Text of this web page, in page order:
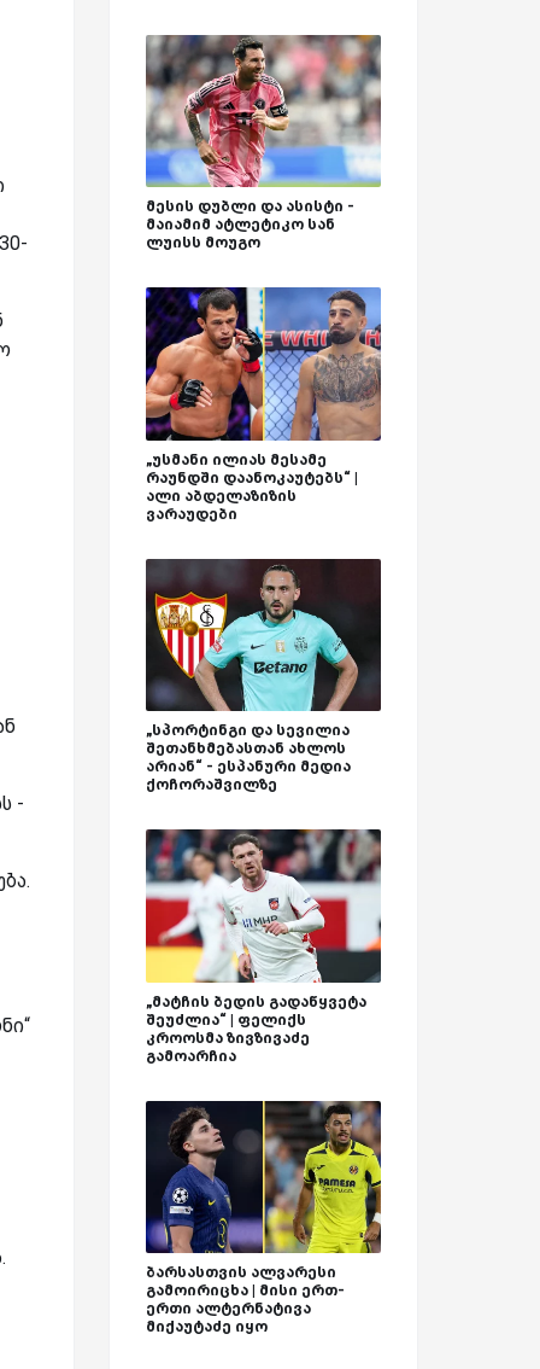
-
მესის დუბლი და ასისტი -
მაიამიმ ატლეტიკო სან
ლუისს მოუგო
„უსმანი ილიას მესამე
რაუნდში დაანოკაუტებს“ |
ალი აბდელაზიზის
ვარაუდები
„სპორტინგი და სევილია
შეთანხმებასთან ახლოს
არიან“ - ესპანური მედია
ქოჩორაშვილზე
„მატჩის ბედის გადაწყვეტა
შეუძლია“ | ფელიქს
კროოსმა ზივზივაძე
გამოარჩია
ბარსასთვის ალვარესი
გამოირიცხა | მისი ერთ-
ერთი ალტერნატივა
მიქაუტაძე იყო